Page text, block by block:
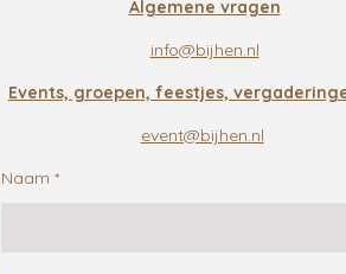
Algemene vragen
info@bijhen.nl
Events, groepen, feestjes,
event@bijhen.nl
Naam *